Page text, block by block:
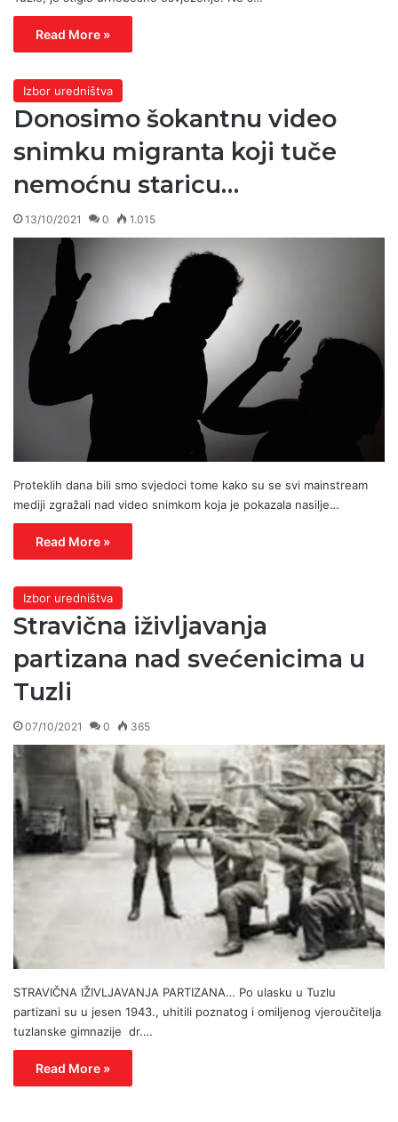
Read More »
Izbor uredništva
Donosimo šokantnu video
snimku migranta koji tuče
nemoćnu staricu…
13/10/2021 0 1.015
Proteklih dana bili smo svjedoci tome kako su se svi mainstream
mediji zgražali nad video snimkom koja je pokazala nasilje…
Read More »
Izbor uredništva
Stravična iživljavanja
partizana nad svećenicima u
Tuzli
07/10/2021 0 365
STRAVIČNA IŽIVLJAVANJA PARTIZANA… Po ulasku u Tuzlu
partizani su u jesen 1943., uhitili poznatog i omiljenog vjeroučitelja
tuzlanske gimnazije dr.…
Read More »